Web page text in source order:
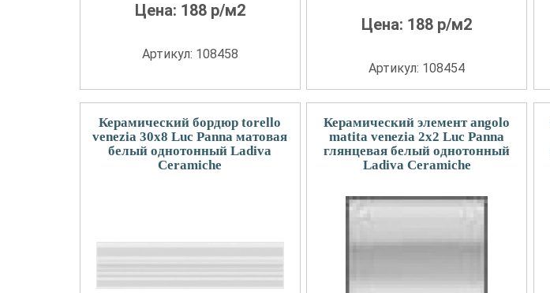
Цена: 188р/м2
Артикул: 108458
Цена: 188 р/м2
Артикул: 108454
Керамический бордюр torello
venezia 30x8 Luc Panna матовая
белый однотонный Ladiva
Сeramiche
Керамический элемент angolo
matita venezia 2x2 Luc Panna
глянцевая белый однотонный
Ladiva Сeramiche